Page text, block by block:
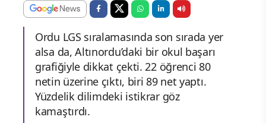
Ordu LGS sıralamasında son sırada yer
alsa da, Altınordu’daki bir okul başarı
grafiğiyle dikkat çekti. 22 öğrenci 80
netin üzerine çıktı, biri 89 net yaptı.
Yüzdelik dilimdeki istikrar göz
kamaştırdı.